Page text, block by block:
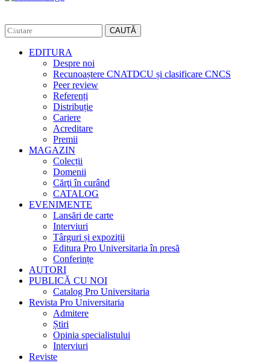
CAUTĂ
EDITURA
Despre noi
Recunoaștere CNATDCU și clasificare CNCS
Peer review
Referenți
Distribuție
Cariere
Acreditare
Premii
MAGAZIN
Colecții
Domenii
Cărţi în curând
CATALOG
EVENIMENTE
Lansări de carte
Interviuri
Târguri și expoziții
Editura Pro Universitaria în presă
Conferințe
AUTORI
PUBLICĂ CU NOI
Catalog Pro Universitaria
Revista Pro Universitaria
Admitere
Știri
Opinia specialistului
Interviuri
Reviste